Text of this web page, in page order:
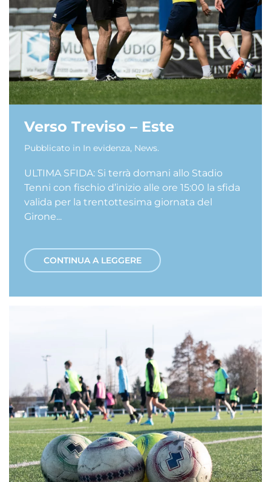
Verso Treviso – Este
Pubblicato in In evidenza, News.
ULTIMA SFIDA: Si terrà domani allo Stadio
Tenni con fischio d’inizio alle ore 15:00 la sfida
valida per la trentottesima giornata del
Girone...
CONTINUA A LEGGERE